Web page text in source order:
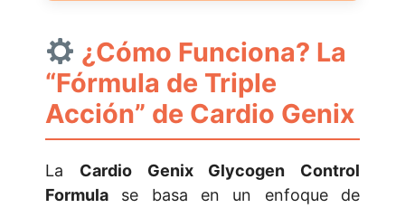
¿Cómo Funciona? La
“Fórmula de Triple
Acción” de Cardio Genix
La Cardio Genix Glycogen Control
Formula se basa en un enfoque de